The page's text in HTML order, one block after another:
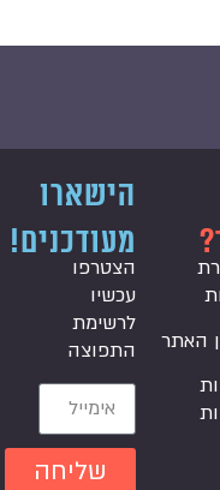
האתר
הישארו
מעודכנים!
הצטרפו
עכשיו
לרשימת
התפוצה
שליחה